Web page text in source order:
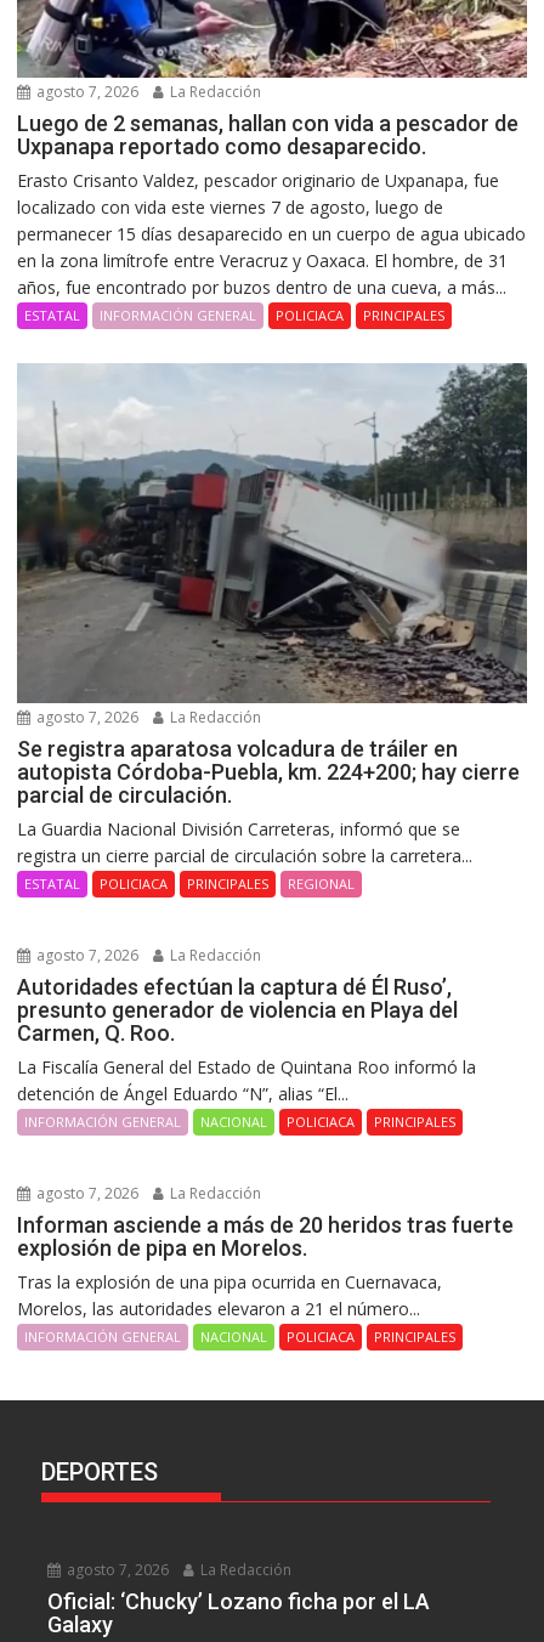
agosto 7, 2026 La Redacción
Luego de 2 semanas, hallan con vida a pescador de
Uxpanapa reportado como desaparecido.
Erasto Crisanto Valdez, pescador originario de Uxpanapa, fue
localizado con vida este viernes 7 de agosto, luego de
permanecer 15 días desaparecido en un cuerpo de agua ubicado
en la zona limítrofe entre Veracruz y Oaxaca. El hombre, de 31
años, fue encontrado por buzos dentro de una cueva, a más...
ESTATAL INFORMACIÓN GENERAL POLICIACA PRINCIPALES
agosto 7, 2026 La Redacción
Se registra aparatosa volcadura de tráiler en
autopista Córdoba-Puebla, km. 224+200; hay cierre
parcial de circulación.
La Guardia Nacional División Carreteras, informó que se
registra un cierre parcial de circulación sobre la carretera...
ESTATAL POLICIACA PRINCIPALES REGIONAL
agosto 7, 2026 La Redacción
Autoridades efectúan la captura dé Él Ruso’,
presunto generador de violencia en Playa del
Carmen, Q. Roo.
La Fiscalía General del Estado de Quintana Roo informó la
detención de Ángel Eduardo “N”, alias “El...
INFORMACIÓN GENERAL NACIONAL POLICIACA PRINCIPALES
agosto 7, 2026 La Redacción
Informan asciende a más de 20 heridos tras fuerte
explosión de pipa en Morelos.
Tras la explosión de una pipa ocurrida en Cuernavaca,
Morelos, las autoridades elevaron a 21 el número...
INFORMACIÓN GENERAL NACIONAL POLICIACA PRINCIPALES
DEPORTES
agosto 7, 2026 La Redacción
Oficial: ‘Chucky’ Lozano ficha por el LA
Galaxy